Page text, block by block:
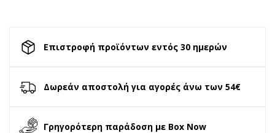
Επιστροφή προϊόντων εντός 30 ημερών
Δωρεάν αποστολή για αγορές άνω των 54€
Γρηγορότερη παράδοση με Box Now